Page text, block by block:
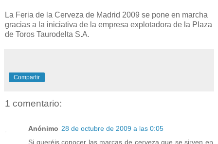
La Feria de la Cerveza de Madrid 2009 se pone en marcha
gracias a la iniciativa de la empresa explotadora de la Plaza
de Toros Taurodelta S.A.
Compartir
1 comentario:
Anónimo 28 de octubre de 2009 a las 0:05
Si queréis conocer las marcas de cerveza que se sirven en